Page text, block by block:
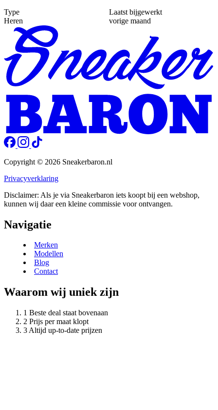
Type
Heren
Laatst bijgewerkt
vorige maand
Copyright © 2026 Sneakerbaron.nl
Privacyverklaring
Disclaimer: Als je via Sneakerbaron iets koopt bij een webshop,
kunnen wij daar een kleine commissie voor ontvangen.
Navigatie
Merken
Modellen
Blog
Contact
Waarom wij uniek zijn
Beste deal staat bovenaan
Prijs per maat klopt
Altijd up-to-date prijzen